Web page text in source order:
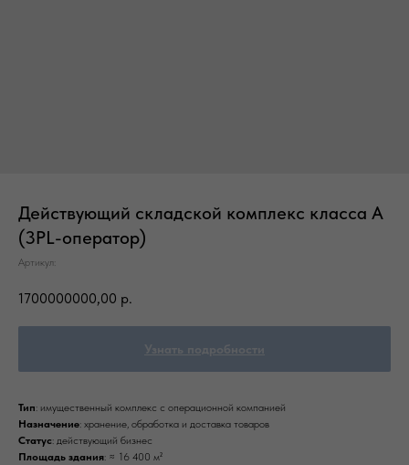
Действующий складской комплекс класса А
(3PL-оператор)
Артикул:
1700000000,00 р.
Узнать подробности
Тип: имущественный комплекс с операционной компанией
Назначение: хранение, обработка и доставка товаров
Статус: действующий бизнес
Площадь здания: ≈ 16 400 м²